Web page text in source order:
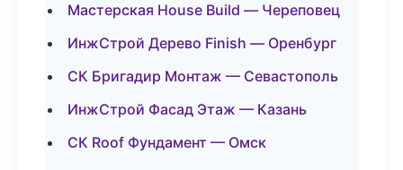
Мастерская House Build — Череповец
ИнжСтрой Дерево Finish — Оренбург
СК Бригадир Монтаж — Севастополь
ИнжСтрой Фасад Этаж — Казань
СК Roof Фундамент — Омск